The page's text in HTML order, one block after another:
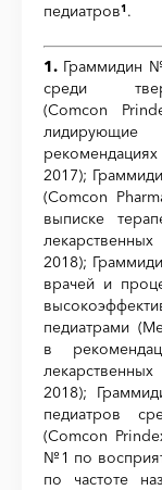
педиатров1 .
1. Граммидин
среди
(Comcon
2017);
(Comcon
выписке
2018);
врачей и
педиатрами
в
2018);
педиатров
(Comcon
№1 по
по частоте